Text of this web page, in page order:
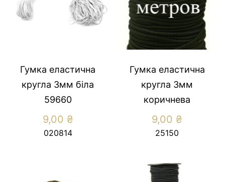
Гумка еластична
кругла 3мм біла
59660
9,00 ₴
020814
Гумка еластична
кругла 3мм
коричнева
9,00 ₴
25150